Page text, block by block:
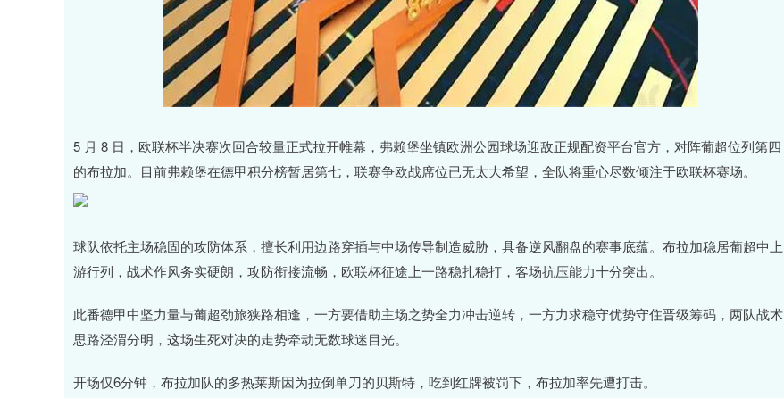
5 月 8 日，欧联杯半决赛次回合较量正式拉开帷幕，弗赖堡坐镇欧洲公园球场迎敌正规配资平台官方，对阵葡超位列第四
的布拉加。目前弗赖堡在德甲积分榜暂居第七，联赛争欧战席位已无太大希望，全队将重心尽数倾注于欧联杯赛场。
球队依托主场稳固的攻防体系，擅长利用边路穿插与中场传导制造威胁，具备逆风翻盘的赛事底蕴。布拉加稳居葡超中上
游行列，战术作风务实硬朗，攻防衔接流畅，欧联杯征途上一路稳扎稳打，客场抗压能力十分突出。
此番德甲中坚力量与葡超劲旅狭路相逢，一方要借助主场之势全力冲击逆转，一方力求稳守优势守住晋级筹码，两队战术
思路泾渭分明，这场生死对决的走势牵动无数球迷目光。
开场仅6分钟，布拉加队的多热莱斯因为拉倒单刀的贝斯特，吃到红牌被罚下，布拉加率先遭打击。